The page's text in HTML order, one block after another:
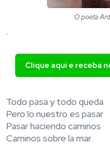
O poeta
.
Clique aqui e receba
Todo pasa y todo queda
Pero lo nuestro es pasar
Pasar haciendo caminos
Caminos sobre la mar